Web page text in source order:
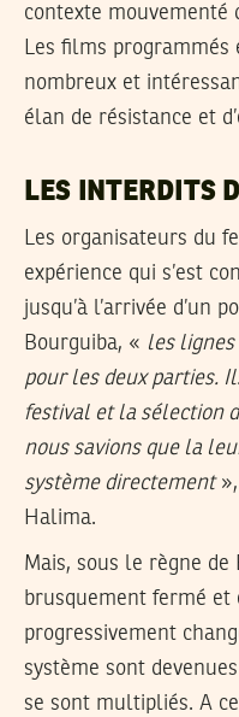
contexte mouvementé
Les films
nombreux et
élan de résistance et
LES INTERDITS
Les organisateurs du
expérience qui s’est
jusqu’à l’arrivée d’un
Bourguiba, « les lignes
pour les deux parties.
festival et la sélection
nous savions que la
système directement»,
Halima.
Mais, sous le règne de
brusquement fermé et
progressivement
système sont
se sont multipliés. A